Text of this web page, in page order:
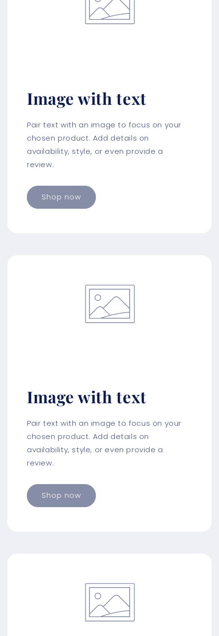
Image with text
Pair text with an image to focus on your
chosen product. Add details on
availability, style, or even provide a
review.
Shop now
Image with text
Pair text with an image to focus on your
chosen product. Add details on
availability, style, or even provide a
review.
Shop now